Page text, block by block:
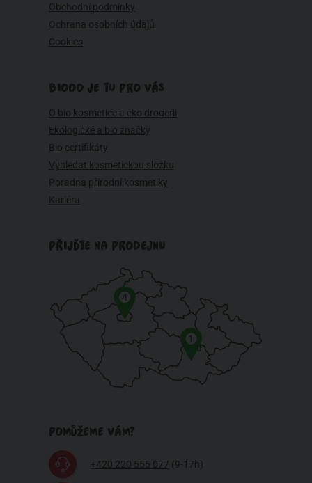
Obchodní podmínky
Ochrana osobních údajů
Cookies
BIOOO JE TU PRO VÁS
O bio kosmetice a eko drogerii
Ekologické a bio značky
Bio certifikáty
Vyhledat kosmetickou složku
Poradna přírodní kosmetiky
Kariéra
PŘIJĎTE NA PRODEJNU
1
4
POMŮŽEME VÁM?
+420 220 555 077 (9-17h)